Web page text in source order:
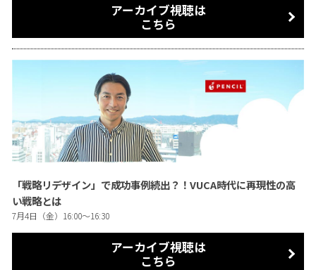
アーカイブ視聴は
こちら
「戦略リデザイン」で成功事例続出？！VUCA時代に再現性の高
い戦略とは
7月4日（金）16:00〜16:30
アーカイブ視聴は
こちら